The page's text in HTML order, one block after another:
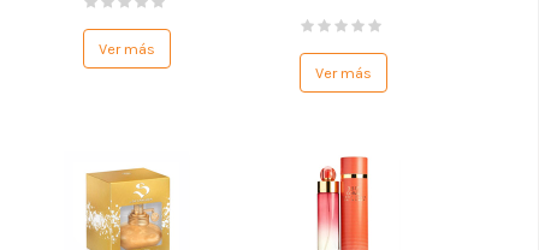
Ver más
Ver más